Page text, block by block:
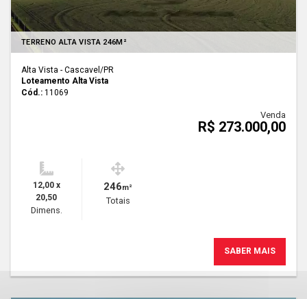
TERRENO ALTA VISTA 246M²
Alta Vista - Cascavel /PR
Loteamento Alta Vista
Cód.: 11069
Venda
R$ 273.000,00
12,00 x
20,50
Dimens.
246m²
Totais
SABER MAIS